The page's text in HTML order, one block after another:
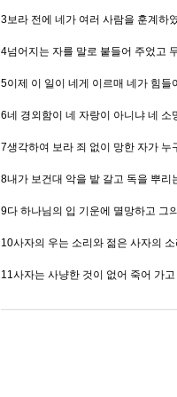
3보라 전에 네가 여러 사람을 훈계하
4넘어지는 자를 말로 붙들어 주었고
5이제 이 일이 네게 이르매 네가 힘
6네 경외함이 네 자랑이 아니냐 네 소
7생각하여 보라 죄 없이 망한 자가
8내가 보건대 악을 밭 갈고 독을 뿌리
9다 하나님의 입 기운에 멸망하고 그
10사자의 우는 소리와 젊은 사자의
11사자는 사냥한 것이 없어 죽어 가